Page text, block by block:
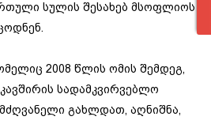
სულის შესახებ მსოფლიოს
2008 წლის ომის შემდეგ,
სადამკვირვებლო
გახლდათ, აღნიშნა,